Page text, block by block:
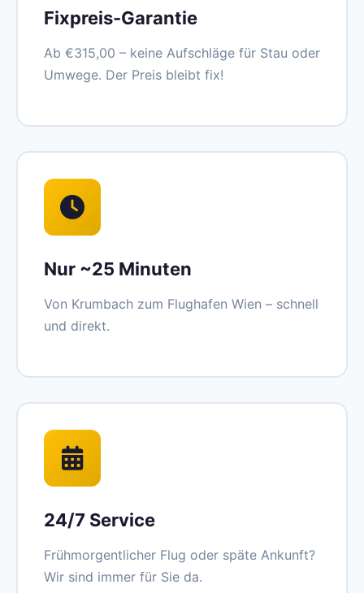
Fixpreis-Garantie
Ab €315,00 – keine Aufschläge für Stau oder
Umwege. Der Preis bleibt fix!
Nur ~25 Minuten
Von Krumbach zum Flughafen Wien – schnell
und direkt.
24/7 Service
Frühmorgentlicher Flug oder späte Ankunft?
Wir sind immer für Sie da.